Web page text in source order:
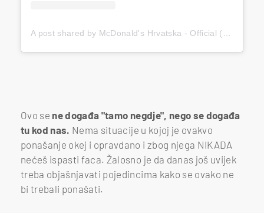
Ovo se ne događa "tamo negdje", nego se događa
tu kod nas. Nema situacije u kojoj je ovakvo
ponašanje okej i opravdano i zbog njega NIKADA
nećeš ispasti faca. Žalosno je da danas još uvijek
treba objašnjavati pojedincima kako se ovako ne
bi trebali ponašati.